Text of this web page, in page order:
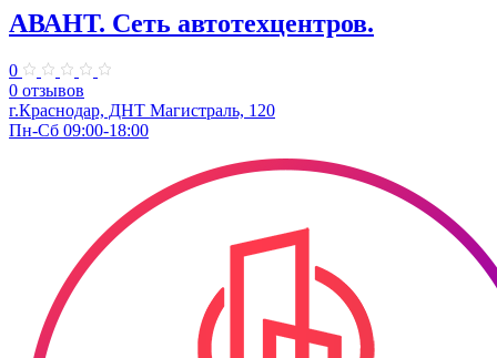
АВАНТ. ​Сеть автотехцентров.
0
0 отзывов
г.Краснодар, ​ДНТ Магистраль, 120
Пн-Сб 09:00-18:00